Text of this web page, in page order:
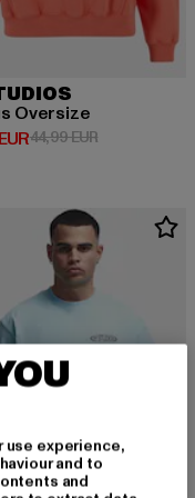
Oversize
Preis: 28,79 EUR
44,99 EURAktionspreis:
use experience,
and to
and